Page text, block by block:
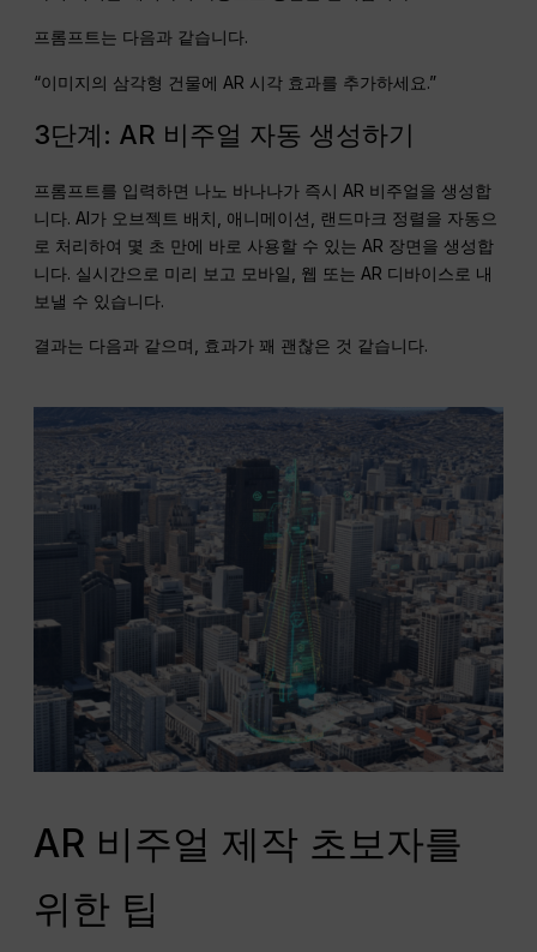
프롬프트는 다음과 같습니다.
“이미지의 삼각형 건물에 AR 시각 효과를 추가하세요.”
3단계: AR 비주얼 자동 생성하기
프롬프트를 입력하면 나노 바나나가 즉시 AR 비주얼을 생성합
니다. AI가 오브젝트 배치, 애니메이션, 랜드마크 정렬을 자동으
로 처리하여 몇 초 만에 바로 사용할 수 있는 AR 장면을 생성합
니다. 실시간으로 미리 보고 모바일, 웹 또는 AR 디바이스로 내
보낼 수 있습니다.
결과는 다음과 같으며, 효과가 꽤 괜찮은 것 같습니다.
AR 비주얼 제작 초보자를
위한 팁